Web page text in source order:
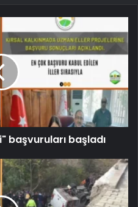
başvuruları başladı